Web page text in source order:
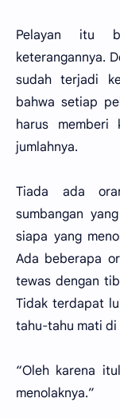
Pelayan itu
keterangannya.
sudah terjadi
bahwa setiap
harus memberi
jumlahnya.
Tiada ada
sumbangan
siapa yang
Ada beberapa
tewas dengan
Tidak terdapat
tahu-tahu mati di
“Oleh karena
menolaknya.”